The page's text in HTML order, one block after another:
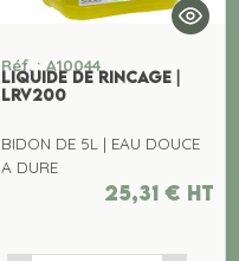
Réf. : A10044
LIQUIDE DE RINCAGE |
LRV200
BIDON DE 5L | EAU DOUCE
A DURE
25,31 € ht